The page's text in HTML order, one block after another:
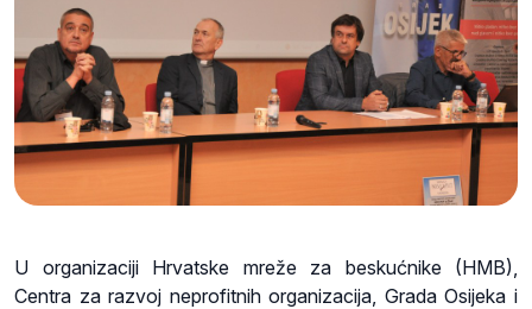
U organizaciji Hrvatske mreže za beskućnike (HMB),
Centra za razvoj neprofitnih organizacija, Grada Osijeka i